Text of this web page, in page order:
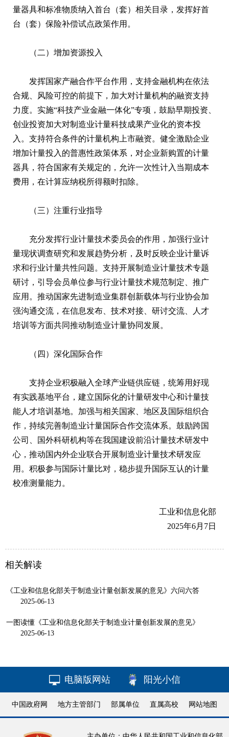
量器具和标准物质纳入首台（套）相关目录，发挥好首
台（套）保险补偿试点政策作用。
（二）增加资源投入
发挥国家产融合作平台作用，支持金融机构在依法
合规、风险可控的前提下，加大对计量机构的融资支持
力度。实施“科技产业金融一体化”专项，鼓励早期投资、
创业投资加大对制造业计量科技成果产业化的资本投
入。支持符合条件的计量机构上市融资。健全激励企业
增加计量投入的普惠性政策体系，对企业新购置的计量
器具，符合国家有关规定的，允许一次性计入当期成本
费用，在计算应纳税所得额时扣除。
（三）注重行业指导
充分发挥行业计量技术委员会的作用，加强行业计
量现状调查研究和发展趋势分析，及时反映企业计量诉
求和行业计量共性问题。支持开展制造业计量技术专题
研讨，引导会员单位参与行业计量技术规范制定、推广
应用。推动国家先进制造业集群创新载体与行业协会加
强沟通交流，在信息发布、技术对接、研讨交流、人才
培训等方面共同推动制造业计量协同发展。
（四）深化国际合作
支持企业积极融入全球产业链供应链，统筹用好现
有实践基地平台，建立国际化的计量研发中心和计量技
能人才培训基地。加强与相关国家、地区及国际组织合
作，持续完善制造业计量国际合作交流体系。鼓励跨国
公司、国外科研机构等在我国建设前沿计量技术研发中
心，推动国内外企业联合开展制造业计量技术研发应
用。积极参与国际计量比对，稳步提升国际互认的计量
校准测量能力。
工业和信息化部
2025年6月7日
相关解读
《工业和信息化部关于制造业计量创新发展的意见》六问六答
2025-06-13
一图读懂《工业和信息化部关于制造业计量创新发展的意见》
2025-06-13
电脑版网站 阳光小信
中国政府网 地方主管部门 部属单位 直属高校 网站地图